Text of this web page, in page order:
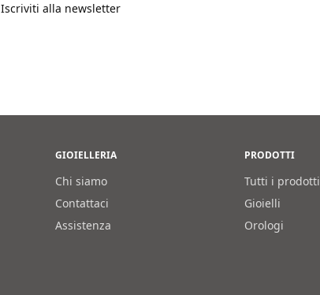
Iscriviti alla newsletter
GIOIELLERIA
Chi siamo
Contattaci
Assistenza
PRODOTTI
Tutti i prodotti
Gioielli
Orologi